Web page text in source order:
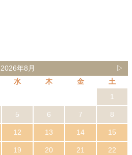
2026年8月
▷
水 木 金
土
1
5 6 7 8
12 13 14 15
19 20 21 22